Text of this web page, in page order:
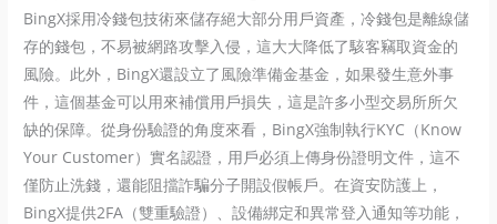
BingX採用冷錢包技術來儲存絕大部分用戶資產，冷錢包是離線儲
存的錢包，不易被網路攻擊入侵，這大大降低了駭客竊取資金的
風險。此外，BingX還設立了風險準備金基金，如果發生意外事
件，這個基金可以用來補償用戶損失，這是許多小型交易所所欠
缺的保障。從身份驗證的角度來看，BingX強制執行KYC（Know
Your Customer）實名認證，用戶必須上傳身份證明文件，這不
僅防止洗錢，還能阻擋詐騙分子開設假帳戶。在資安防護上，
BingX提供2FA（雙重驗證）、設備綁定和異常登入通知等功能，